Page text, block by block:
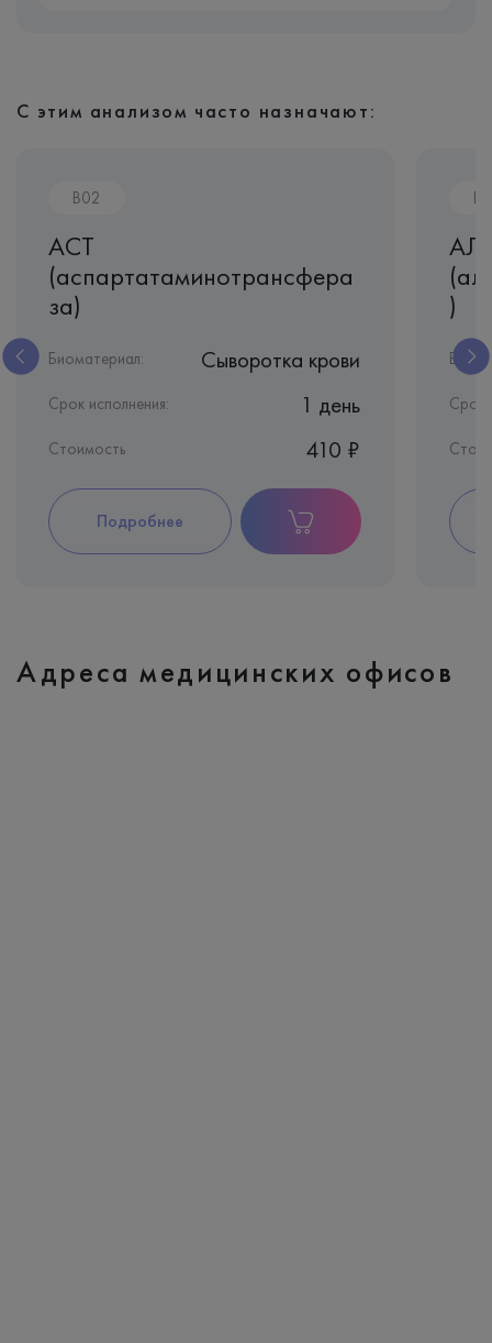
С этим анализом часто назначают:
B02
АСТ
(аспартатаминотрансфера
за)
Биоматериал: Сыворотка крови
Срок исполнения: 1 день
Стоимость 410 ₽
Подробнее
)
Срок
Адреса медицинских офисов